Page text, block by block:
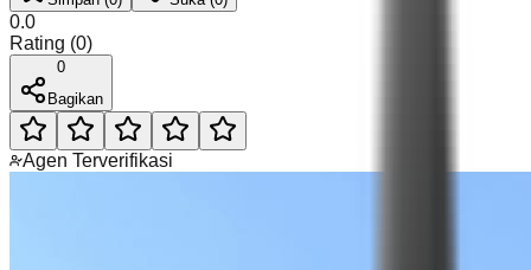
0.0
Rating (0)
0
Bagikan
Agen Terverifikasi